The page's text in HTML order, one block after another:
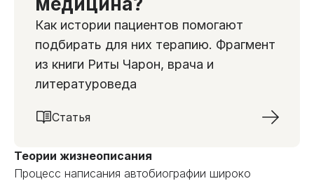
Как истории пациентов помогают
подбирать для них терапию. Фрагмент
из книги Риты Чарон, врача и
литературоведа
Статья
Теории жизнеописания
Процесс написания автобиографии широко